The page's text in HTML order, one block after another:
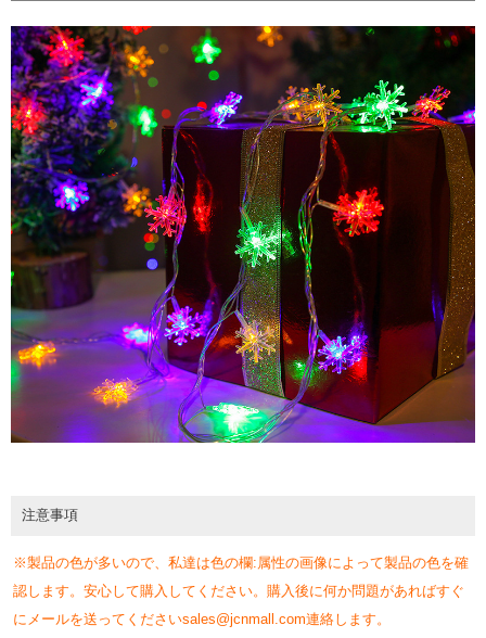
注意事項
※製品の色が多いので、私達は色の欄:属性の画像によって製品の色を確
認します。安心して購入してください。購入後に何か問題があればすぐ
にメールを送ってくださいsales@jcnmall.com連絡します。